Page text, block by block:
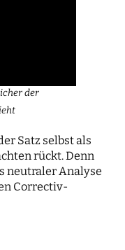
der
Satz selbst als
rückt. Denn
neutraler Analyse
Correctiv-